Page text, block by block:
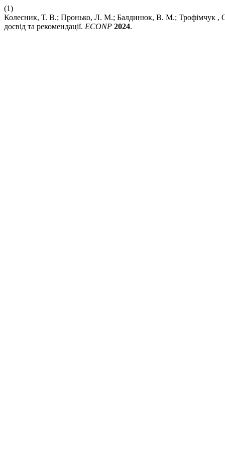
(1)
Колесник, Т. В.; Пронько, Л. М.; Балдинюк, В. М.; Трофімчук , О.
досвід та рекомендації. ECONP 2024.